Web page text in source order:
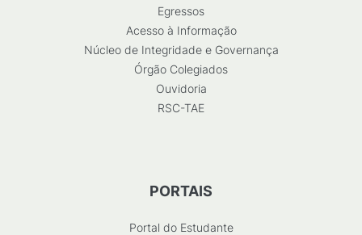
Egressos
Acesso à Informação
Núcleo de Integridade e Governança
Órgão Colegiados
Ouvidoria
RSC-TAE
PORTAIS
Portal do Estudante